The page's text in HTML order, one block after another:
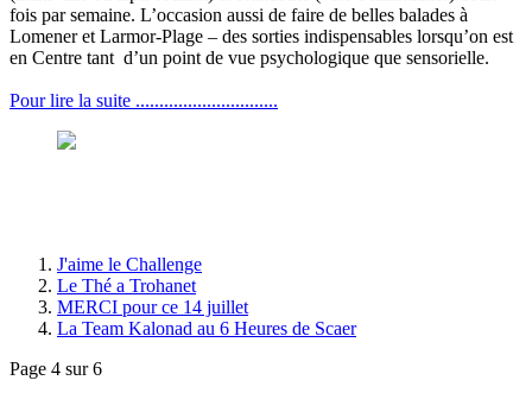
fois par semaine. L’occasion aussi de faire de belles balades à
Lomener et Larmor-Plage – des sorties indispensables lorsqu’on est
en Centre tant d’un point de vue psychologique que sensorielle.
Pour lire la suite ..............................
J'aime le Challenge
Le Thé a Trohanet
MERCI pour ce 14 juillet
La Team Kalonad au 6 Heures de Scaer
Page 4 sur 6